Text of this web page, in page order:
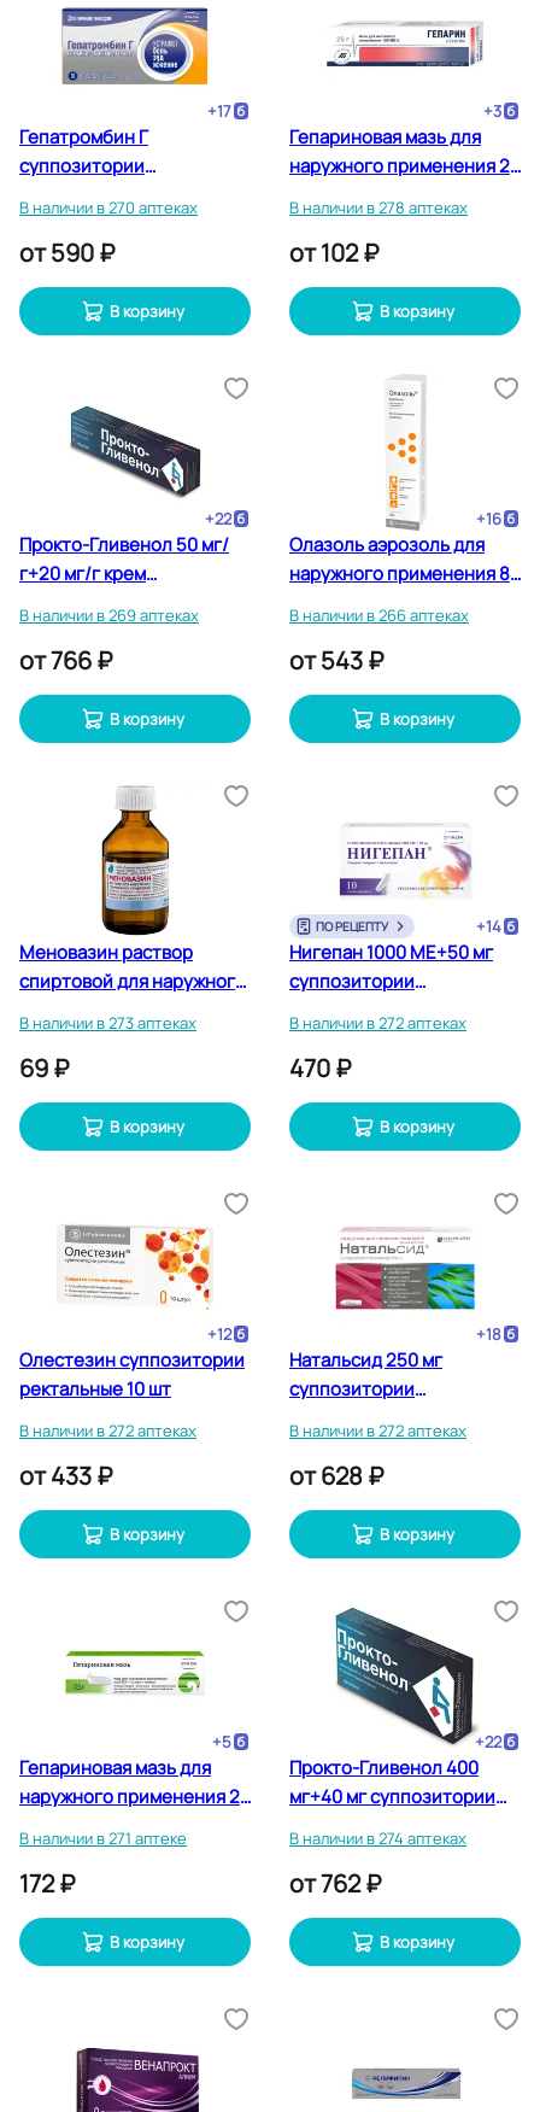
+17
Гепатромбин Г
суппозитории
В наличии в 270 аптеках
от590 ₽
В корзину
+3
Гепариновая мазь для
наружного применения 25
В наличии в 278 аптеках
от102 ₽
В корзину
+22
Прокто-Гливенол 50 мг/
г+20 мг/г крем
В наличии в 269 аптеках
от766 ₽
В корзину
+16
Олазоль аэрозоль для
наружного применения 80
В наличии в 266 аптеках
от543 ₽
В корзину
Меновазин раствор
спиртовой для наружного
В наличии в 273 аптеках
69 ₽
В корзину
ПО РЕЦЕПТУ +14
Нигепан 1000 МЕ+50 мг
суппозитории
В наличии в 272 аптеках
470 ₽
В корзину
+12
Олестезин суппозитории
ректальные 10 шт
В наличии в 272 аптеках
от433 ₽
В корзину
+18
Натальсид 250 мг
суппозитории
В наличии в 272 аптеках
от628 ₽
В корзину
+5
Гепариновая мазь для
наружного применения 25
В наличии в 271 аптеке
172 ₽
В корзину
+22
Прокто-Гливенол 400
мг+40 мг суппозитории
В наличии в 274 аптеках
от762 ₽
В корзину